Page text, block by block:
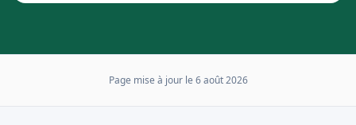
Page mise à jour le 6 août 2026